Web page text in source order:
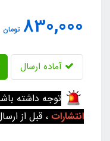
830,000 تومان
آماده ارسال
توجه داشته
انتشارات ، قبل از